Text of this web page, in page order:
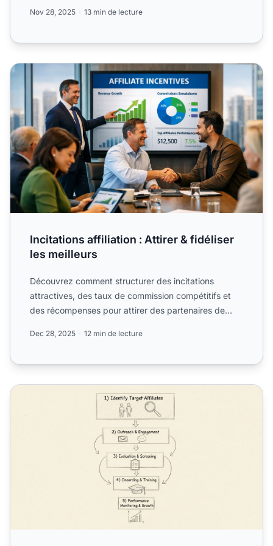
Nov 28, 2025 13 min de lecture
Incitations affiliation : Attirer & fidéliser les meilleurs
Incitations affiliation : Attirer & fidéliser
les meilleurs
Découvrez comment structurer des incitations
attractives, des taux de commission compétitifs et
des récompenses pour attirer des partenaires de
Dec 28, 2025 12 min de lecture
Comment trouver et recruter des affiliés ? Guide complet